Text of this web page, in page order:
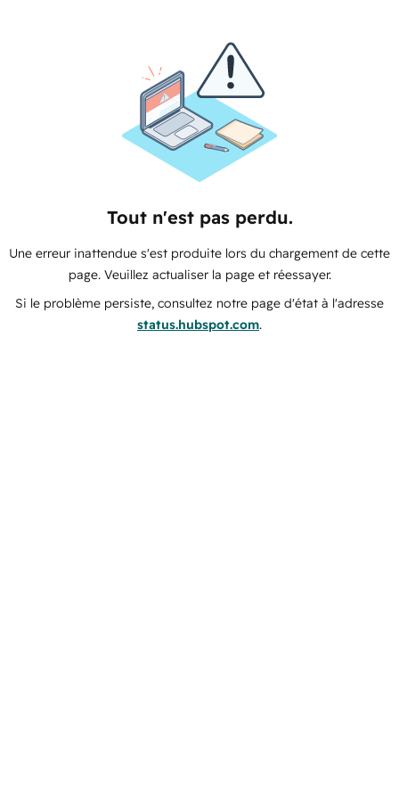
Tout n'est pas perdu.
Une erreur inattendue s'est produite lors du chargement de cette
page. Veuillez actualiser la page et réessayer.
Si le problème persiste, consultez notre page d'état à l'adresse
status.hubspot.com.